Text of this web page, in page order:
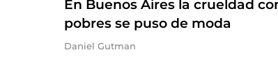
En Buenos Aires la crueldad
pobres se puso de moda
Daniel Gutman